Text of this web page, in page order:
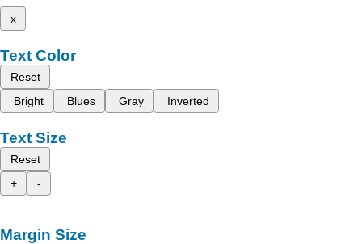
x
Text Color
Reset
Bright
Blues Gray Inverted
Text Size
Reset
+
-
Margin Size